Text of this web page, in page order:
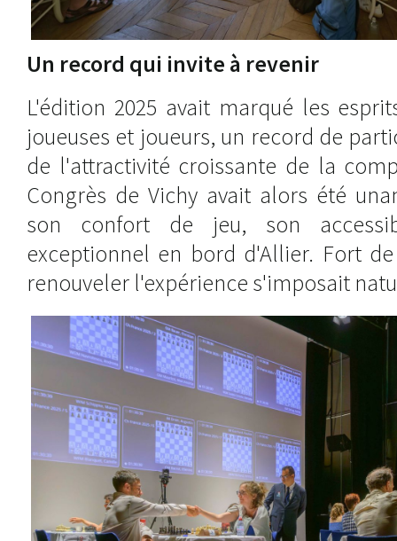
Un record qui invite à revenir
L'édition 2025 avait marqué les
joueuses et joueurs, un record de
de l'attractivité croissante de la
Congrès de Vichy avait alors été
son confort de jeu, son
exceptionnel en bord d'Allier. Fort
renouveler l'expérience s'imposait